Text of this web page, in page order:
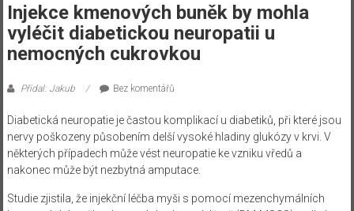
Injekce kmenových buněk by mohla
vyléčit diabetickou neuropatii u
nemocných cukrovkou
Přidal: Jakub Bez komentářů
Diabetická neuropatie je častou komplikací u diabetiků, při které jsou
nervy poškozeny působením delší vysoké hladiny glukózy v krvi. V
některých případech může vést neuropatie ke vzniku vředů a
nakonec může být nezbytná amputace.
Studie zjistila, že injekční léčba myši s pomocí mezenchymálních